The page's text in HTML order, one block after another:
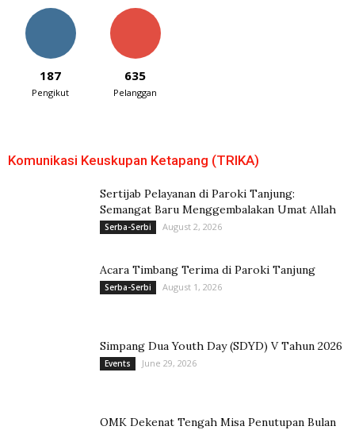
187
Pengikut
635
Pelanggan
Komunikasi Keuskupan Ketapang (TRIKA)
Sertijab Pelayanan di Paroki Tanjung:
Semangat Baru Menggembalakan Umat Allah
Serba-Serbi August 2, 2026
Acara Timbang Terima di Paroki Tanjung
Serba-Serbi August 1, 2026
Simpang Dua Youth Day (SDYD) V Tahun 2026
Events June 29, 2026
OMK Dekenat Tengah Misa Penutupan Bulan